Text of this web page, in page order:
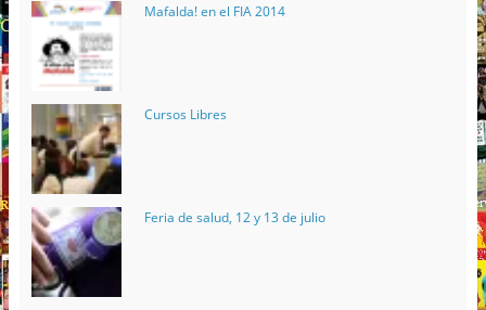
Mafalda! en el FIA 2014
Cursos Libres
Feria de salud, 12 y 13 de julio